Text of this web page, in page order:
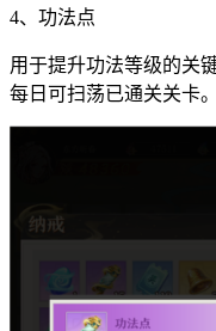
4、功法点
用于提升功法等级的关
每日可扫荡已通关关卡。